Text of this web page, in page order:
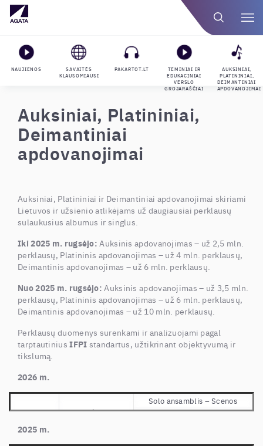
NAUJIENOS
SAVAITĖS
KLAUSOMIAUSI
PAKARTOT.LT
TEMINIAI IR
EDUKACINIAI
VERSLO
GROJARAŠČIAI
AUKSINIAI,
PLATININIAI,
DEIMANTINIAI
APDOVANOJIMAI
Auksiniai, Platininiai,
Deimantiniai
apdovanojimai
Auksiniai, Platininiai ir Deimantiniai apdovanojimai skiriami
Lietuvos ir užsienio atlikėjams už daugiausiai perklausų
sulaukusius albumus ir singlus.
Iki 2025 m. rugsėjo: Auksinis apdovanojimas – už 2,5 mln.
perklausų, Platininis apdovanojimas – už 4 mln. perklausų,
Deimantinis apdovanojimas – už 6 mln. perklausų.
Nuo 2025 m. rugsėjo: Auksinis apdovanojimas – už 3,5 mln.
perklausų, Platininis apdovanojimas – už 6 mln. perklausų,
Deimantinis apdovanojimas – už 10 mln. perklausų.
Perklausų duomenys surenkami ir analizuojami pagal
tarptautiniusIFPI standartus, užtikrinant objektyvumą ir
tikslumą.
2026 m.
Albumai Auksinis
Solo ansamblis – Scenos
Marijonas Mikutavičius –
2025 m.